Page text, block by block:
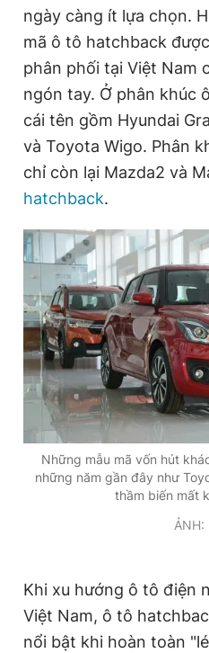
ngày càng ít lựa chọn.
mã ô tô hatchback
phân phối tại Việt Nam
ngón tay. Ở phân khúc
cái tên gồm Hyundai
và Toyota Wigo. Phân
chỉ còn lại Mazda2 và
hatchback.
Những mẫu mã vốn hút
những năm gần đây như
thầm biến mất
ẢNH:
Khi xu hướng ô tô điện
Việt Nam, ô tô
nổi bật khi hoàn toàn